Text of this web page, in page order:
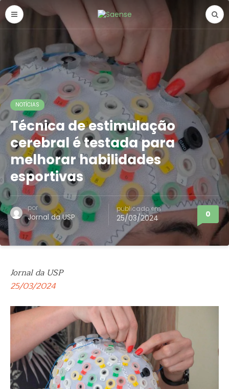
NOTÍCIAS
Técnica de estimulação
cerebral é testada para
melhorar habilidades
esportivas
por
Jornal da USP
publicado em
25/03/2024 0
Jornal da USP
25/03/2024